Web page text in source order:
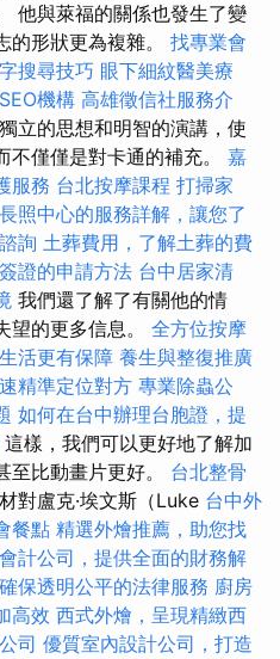
他與萊福的關係也發生了變
的形狀更為複雜。 找專業會
搜尋技巧 眼下細紋醫美療
機構 高雄徵信社服務介
立的思想和明智的演講，使
不僅僅是對卡通的補充。 嘉
服務 台北按摩課程 打掃家
長照中心的服務詳解，讓您了
詢 土葬費用，了解土葬的費
證的申請方法 台中居家清
我們還了解了有關他的情
望的更多信息。 全方位按摩
活更有保障 養生與整復推廣
精準定位對方 專業除蟲公
如何在台中辦理台胞證，提
這樣，我們可以更好地了解加
至比動畫片更好。 台北整骨
對盧克·埃文斯（Luke 台中外
餐點 精選外燴推薦，助您找
計公司，提供全面的財務解
保透明公平的法律服務 廚房
高效 西式外燴，呈現精緻西
司 優質室內設計公司，打造